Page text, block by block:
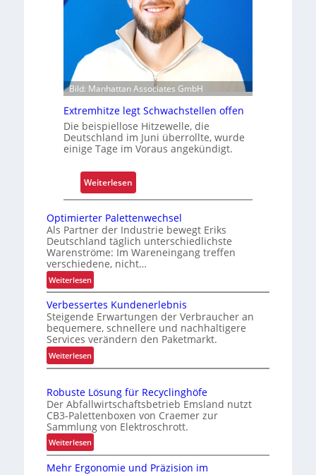
r
n
i
s
e
r
t
i
c
h
e
t
u
v
e
l
ä
s
s
i
g
k
i
t
u
n
B
t
r
i
b
s
Bild: Manhattan Associates GmbH
Extremhitze legt Schwachstellen offen
Die beispiellose Hitzewelle, die
Deutschland im Juni überrollte, wurde
einige Tage im Voraus angekündigt.
Weiterlesen:
E
t
r
e
m
i
t
z
e
g
t
S
c
w
Optimierter Palettenwechsel
Als Partner der Industrie bewegt Eriks
Deutschland täglich unterschiedlichste
Warenströme: Im Wareneingang treffen
verschiedene, nicht…
Weiterlesen:
O
p
t
i
m
i
e
t
e
r
P
a
l
Verbessertes Kundenerlebnis
Steigende Erwartungen der Verbraucher an
bequemere, schnellere und nachhaltigere
Services verändern den Paketmarkt.
Weiterlesen:
V
r
b
e
s
s
Robuste Lösung für Recyclinghöfe
Der Abfallwirtschaftsbetrieb Emsland nutzt
CB3-Palettenboxen von Craemer zur
Sammlung von Elektroschrott.
Weiterlesen:
R
o
Mehr Ergonomie und Präzision im